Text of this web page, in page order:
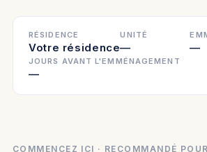
RÉSIDENCE
Votre résidence
UNITÉ
— —
JOURS AVANT L'EMMÉNAGEMENT
—
COMMENCEZ ICI · RECOMMANDÉ